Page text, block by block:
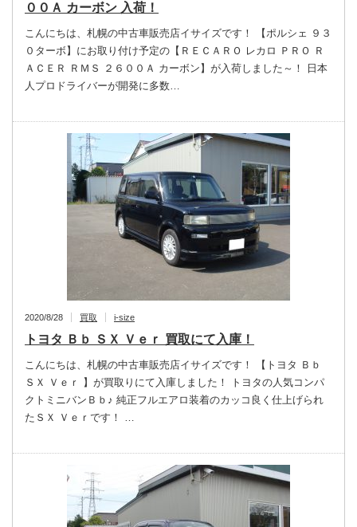
００Ａ カーボン 入荷！
こんにちは、札幌の中古車販売店イサイズです！ 【ポルシェ ９３
０ターボ】にお取り付け予定の【ＲＥＣＡＲＯ レカロ ＰＲＯ Ｒ
ＡＣＥＲ ＲＭＳ ２６００Ａ カーボン】が入荷しました～！ 日本
人プロドライバーが開発に多数…
2020/8/28 買取 i-size
トヨタ Ｂｂ ＳＸ Ｖｅｒ 買取にて入庫！
こんにちは、札幌の中古車販売店イサイズです！ 【トヨタ Ｂｂ
ＳＸ Ｖｅｒ 】が買取りにて入庫しました！ トヨタの人気コンパ
クトミニバンＢｂ♪ 純正フルエアロ装着のカッコ良く仕上げられ
たＳＸ Ｖｅｒです！ …